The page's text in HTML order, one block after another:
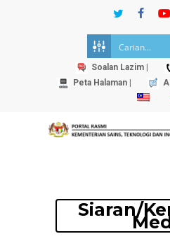
twitterfacebook
Soalan Lazim |
Peta Halaman |
Siaran/